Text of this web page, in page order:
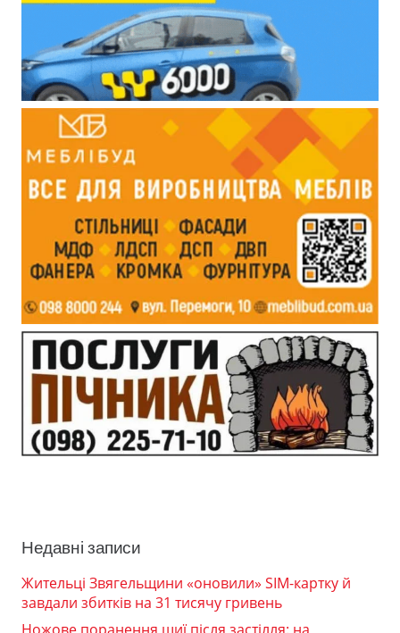
Недавні записи
Жительці Звягельщини «оновили» SIM-картку й
завдали збитків на 31 тисячу гривень